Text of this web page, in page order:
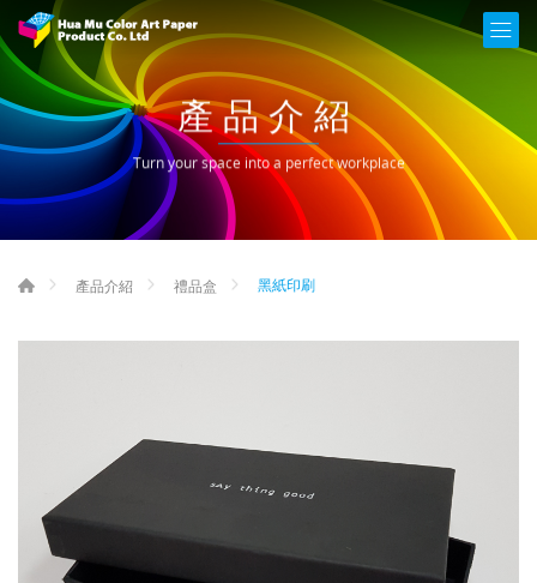
產品介紹
Turn your space into a perfect workplace
產品介紹 禮品盒 黑紙印刷